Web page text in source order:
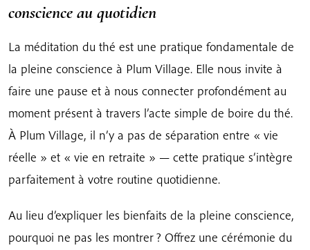
conscience au quotidien
La méditation du thé est une pratique fondamentale de
la pleine conscience à Plum Village. Elle nous invite à
faire une pause et à nous connecter profondément au
moment présent à travers l’acte simple de boire du thé.
À Plum Village, il n’y a pas de séparation entre « vie
réelle » et « vie en retraite » — cette pratique s’intègre
parfaitement à votre routine quotidienne.
Au lieu d’expliquer les bienfaits de la pleine conscience,
pourquoi ne pas les montrer ? Offrez une cérémonie du